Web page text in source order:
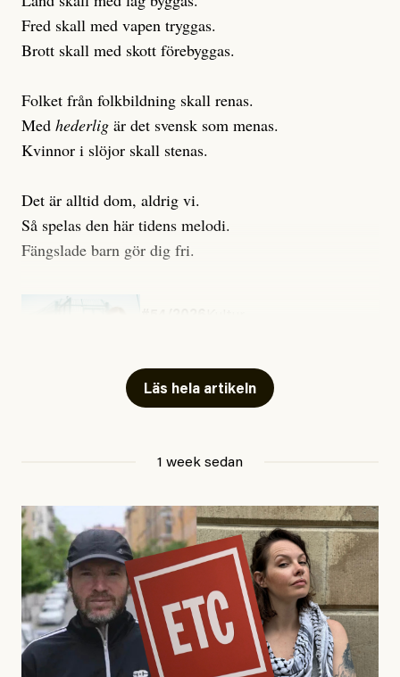
Fred skall med vapen tryggas.
Brott skall med skott förebyggas.
Folket från folkbildning skall renas.
Med hederlig är det svensk som menas.
Kvinnor i slöjor skall stenas.
Det är alltid dom, aldrig vi.
Så spelas den här tidens melodi.
Fängslade barn gör dig fri.
Läs hela artikeln
1 week sedan